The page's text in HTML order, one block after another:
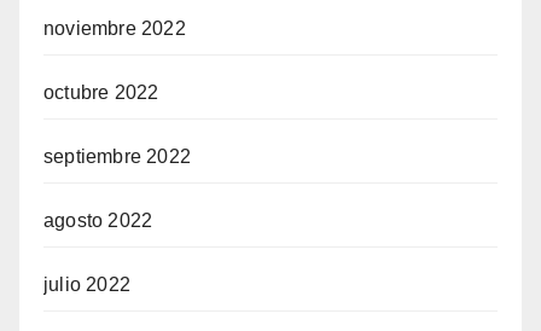
noviembre 2022
octubre 2022
septiembre 2022
agosto 2022
julio 2022